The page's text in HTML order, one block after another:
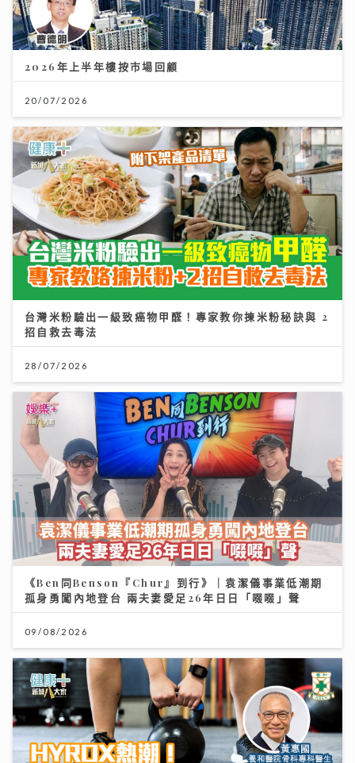
2026年上半年樓按市場回顧
20/07/2026
台灣米粉驗出一級致癌物甲醛！專家教你揀米粉秘訣與 2
招自救去毒法
28/07/2026
《Ben同Benson『Chur』到行》｜袁潔儀事業低潮期
孤身勇闖內地登台 兩夫妻愛足26年日日「啜啜」聲
09/08/2026